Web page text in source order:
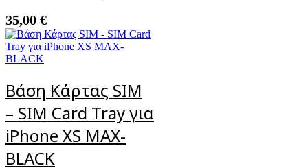
35,00 €
Βάση Κάρτας SIM
– SIM Card Tray για
iPhone XS MAX-
BLACK